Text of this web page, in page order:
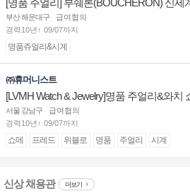
[명품 주얼리] 부쉐론(BOUCHERON) 신세
점 판매사원 채용
부산 해운대구
급여협의
경력10년↑ 09/07까지
명품쥬얼리&시계
㈜휴머니스트
[LVMH Watch & Jewelry]명품 주얼리&와치
장/부점장/판매사원 채용
서울 강남구
급여협의
경력10년↑ 09/07까지
쇼메 프레드 위블로 명품 주얼리 시계
신상 채용관 더보기